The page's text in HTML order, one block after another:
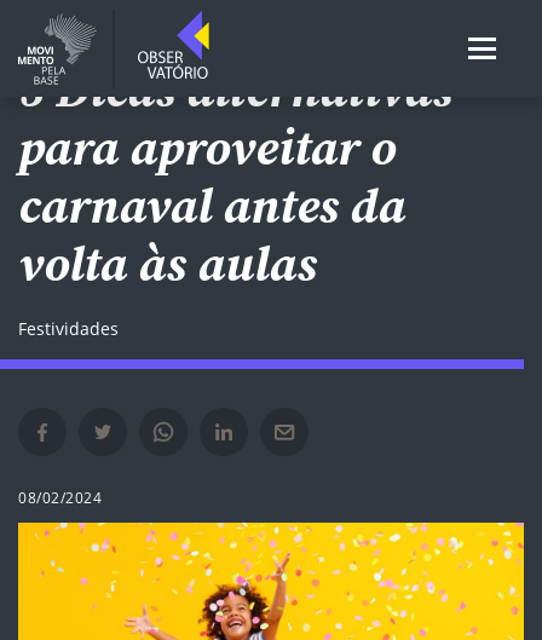
5 Dicas alternativas
para aproveitar o
carnaval antes da
volta às aulas
Festividades
Compartilhar no Facebook em nova janela
Compartilhar no Twitter em nova janela
Compartilhar no Whatsapp em nova janela
Compartilhar no Linkedin em nova janela
Compartilhar por e-mail em nova janela
08/02/2024